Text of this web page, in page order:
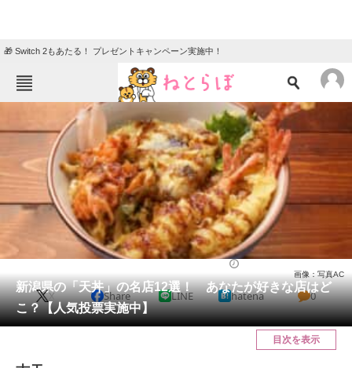
🎁 Switch 2もあたる！ プレゼントキャンペーン実施中！
ねとらぼメニュー
TOP ニュース
エンタメ クイズ
地域
住まい 教育・育児
動物 リサーチ
会員記事
メディア
新潟県の「天丼」の名店12選！ あなたが好きな店はど
こ？【人気投票実施中】
画像：写真AC
X Share LINE hatena 0
目次を表示